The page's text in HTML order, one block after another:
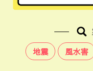
地震 風水害